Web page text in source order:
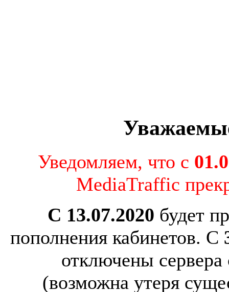
Уведомляем, что с
MediaTraffic
С 13.07.2020 будет
пополнения кабинетов. С
отключены
(возможна утеря